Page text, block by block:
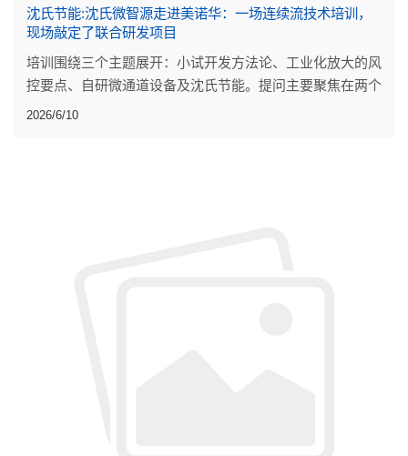
沈氏节能:沈氏微智源走进美诺华：一场连续流技术培训，
现场敲定了联合研发项目
培训围绕三个主题展开：小试开发方法论、工业化放大的风
控要点、自研微通道设备及沈氏节能。提问主要聚焦在两个
点上：小试阶段的工艺开发做到什么程度才算可靠，放大过
2026/6/10